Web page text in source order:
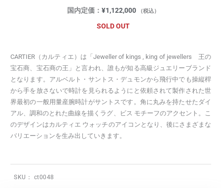
国内定価： ¥1,122,000 （税込）
SOLD OUT
CARTIER（カルティエ）は「Jeweller of kings , king of jewellers 王の
宝石商、宝石商の王」と言われ、誰もが知る高級ジュエリーブランド
となります。アルベルト・サントス・デュモンから飛行中でも操縦桿
から手を放さないで時計を見られるようにと依頼されて製作された世
界最初の一般用量産腕時計がサントスです。角に丸みを持たせたダイ
アル、調和のとれた曲線を描くラグ、ビス モチーフのアクセント。こ
のデザインはカルティエ ウォッチのアイコンとなり、後にさまざまな
バリエーションを生み出していきます。
SKU： ct0048